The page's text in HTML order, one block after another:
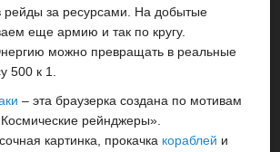
рейды за ресурсами. На добытые
еще армию и так по кругу.
можно превращать в реальные
500 к 1.
– эта браузерка создана по мотивам
рейнджеры».
картинка, прокачка кораблей и